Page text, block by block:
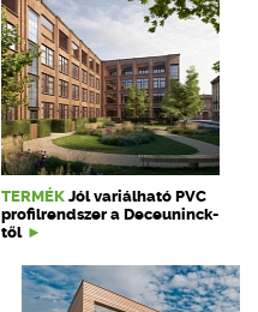
TERMÉK Jól variálható PVC
profilrendszer a Deceuninck-
től